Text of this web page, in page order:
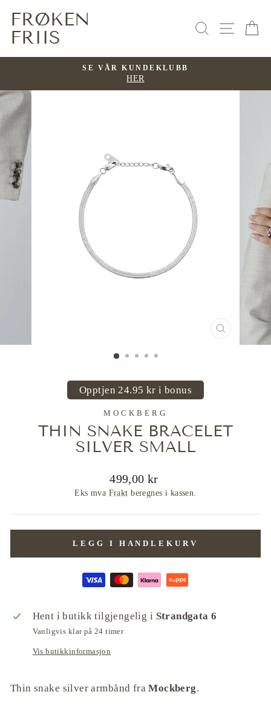
innhold
FRØKEN
FRIIS
SØK
Pause
SE VÅR KUNDEKLUBB
HER
LUKK
(ESC)
Opptjen 24.95 kr i bonus
MOCKBERG
THIN SNAKE BRACELET
SILVER SMALL
Ordinær
pris
499,00 kr
Eks mva Frakt beregnes i kassen.
LEGG I HANDLEKURV
Hent i butikk tilgjengelig i Strandgata 6
Vanligvis klar på 24 timer
Vis butikkinformasjon
Thin snake silver armbånd fraMockberg.